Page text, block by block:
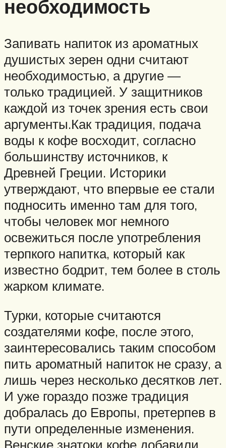
необходимость
Запивать напиток из ароматных
душистых зерен одни считают
необходимостью, а другие —
только традицией. У защитников
каждой из точек зрения есть свои
аргументы.Как традиция, подача
воды к кофе восходит, согласно
большинству источников, к
Древней Греции. Историки
утверждают, что впервые ее стали
подносить именно там для того,
чтобы человек мог немного
освежиться после употребления
терпкого напитка, который как
известно бодрит, тем более в столь
жарком климате.
Турки, которые считаются
создателями кофе, после этого,
заинтересовались таким способом
пить ароматный напиток не сразу, а
лишь через несколько десятков лет.
И уже гораздо позже традиция
добралась до Европы, претерпев в
пути определенные изменения.
Венские знатоки кофе добавили